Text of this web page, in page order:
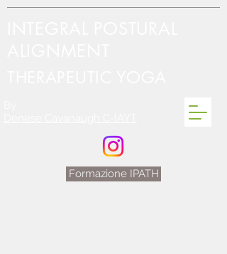
Formazione IPATH